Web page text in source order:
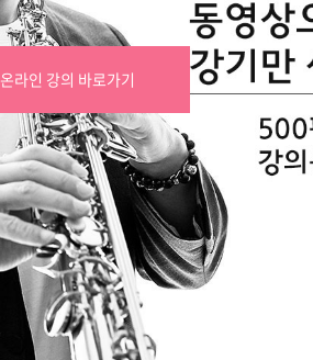
온라인 강의 바로가기